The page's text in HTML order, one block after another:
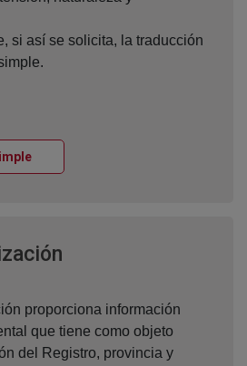
si así se solicita, la traducción
Ventana nueva
proporciona información
que tiene como objeto
del Registro, provincia y